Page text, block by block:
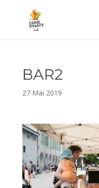
BAR2
27 Mai 2019